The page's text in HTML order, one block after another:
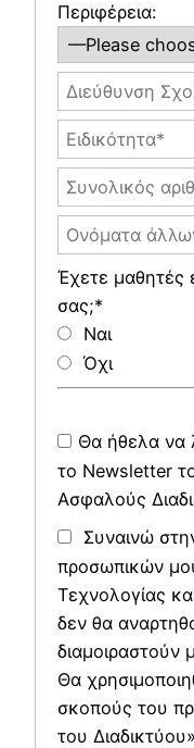
Περιφέρεια:
Έχετε
σας;*
Ναι
Όχι
Θα ήθελα να
το Newsletter
Ασφαλούς
Συναινώ
προσωπικών
Τεχνολογίας
δεν θα
διαμοιραστούν
Θα
σκοπούς του
του